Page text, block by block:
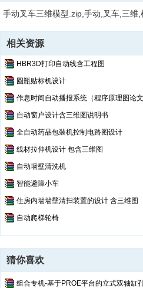
手动叉车三维模型.zip,手动,叉车,三维,
相关资源
HBR3D打印自动线含工程图
圆瓶贴标机设计
作息时间自动播报系统（程序原理图论文
自动窗户设计含三维图说明书
全自动药品包装机控制电路图设计
线材拉伸机设计 包含三维图
自动墙壁清洗机
智能避障小车
住房内墙墙壁清扫装置的设计 含三维图
自动爬梯轮椅
猜你喜欢
组合专机-基于PROE平台的立式双轴缸